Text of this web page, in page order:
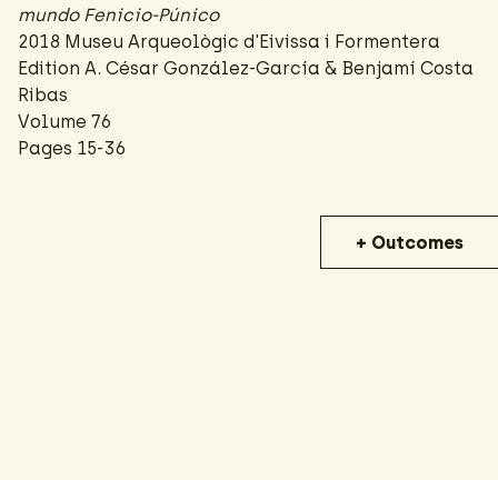
mundo Fenicio-Púnico
2018 Museu Arqueològic d'Eivissa i Formentera
Edition A. César González-García & Benjamí Costa
Ribas
Volume 76
Pages 15-36
+ Outcomes